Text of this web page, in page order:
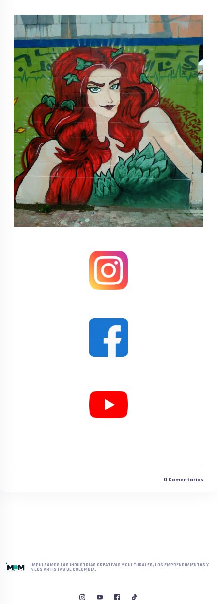
0 Comentarios
IMPULSAMOS LAS INDUSTRIAS CREATIVAS Y CULTURALES, LOS EMPRENDIMIENTOS Y
A LOS ARTISTAS DE COLOMBIA.